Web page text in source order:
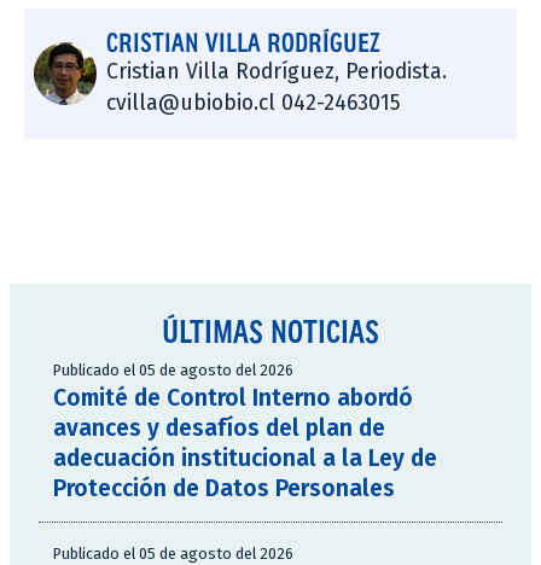
CRISTIAN VILLA RODRÍGUEZ
Cristian Villa Rodríguez, Periodista.
cvilla@ubiobio.cl 042-2463015
ÚLTIMAS NOTICIAS
Publicado el 05 de agosto del 2026
Comité de Control Interno abordó
avances y desafíos del plan de
adecuación institucional a la Ley de
Protección de Datos Personales
Publicado el 05 de agosto del 2026